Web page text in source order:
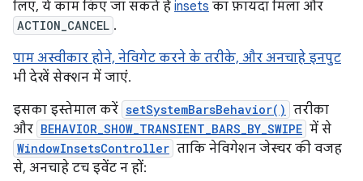
लिए, ये काम किए जा सकते हैं insets का फ़ायदा मिला और
ACTION_CANCEL .
पाम अस्वीकार होने, नेविगेट करने के तरीके, और अनचाहे इनपुट
भी देखें सेक्शन में जाएं.
इसका इस्तेमाल करें setSystemBarsBehavior() तरीका
और BEHAVIOR_SHOW_TRANSIENT_BARS_BY_SWIPE में से
WindowInsetsController ताकि नेविगेशन जेस्चर की वजह
से, अनचाहे टच इवेंट न हों: